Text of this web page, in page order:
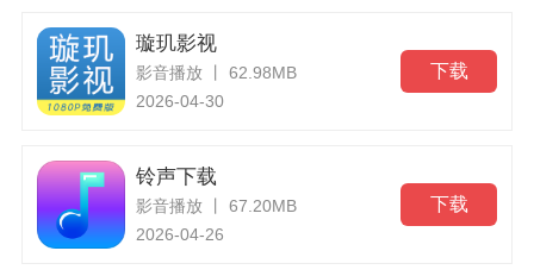
璇玑影视
影音播放 丨 62.98MB
2026-04-30
下载
铃声下载
影音播放 丨 67.20MB
2026-04-26
下载